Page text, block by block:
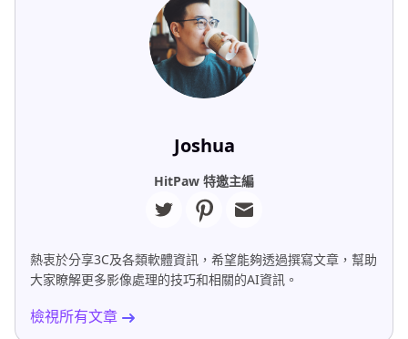
Joshua
HitPaw 特邀主編
熱衷於分享3C及各類軟體資訊，希望能夠透過撰寫文章，幫助
大家瞭解更多影像處理的技巧和相關的AI資訊。
檢視所有文章